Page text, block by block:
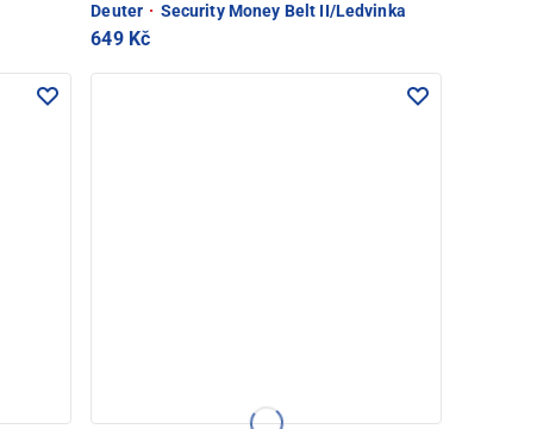
Deuter · Security Money Belt II/Ledvinka
649 Kč